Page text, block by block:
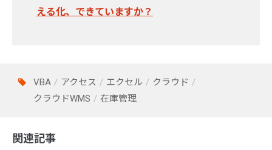
える化、できていますか？
VBA アクセス エクセル
クラウド
クラウドWMS
在庫管理
関連記事